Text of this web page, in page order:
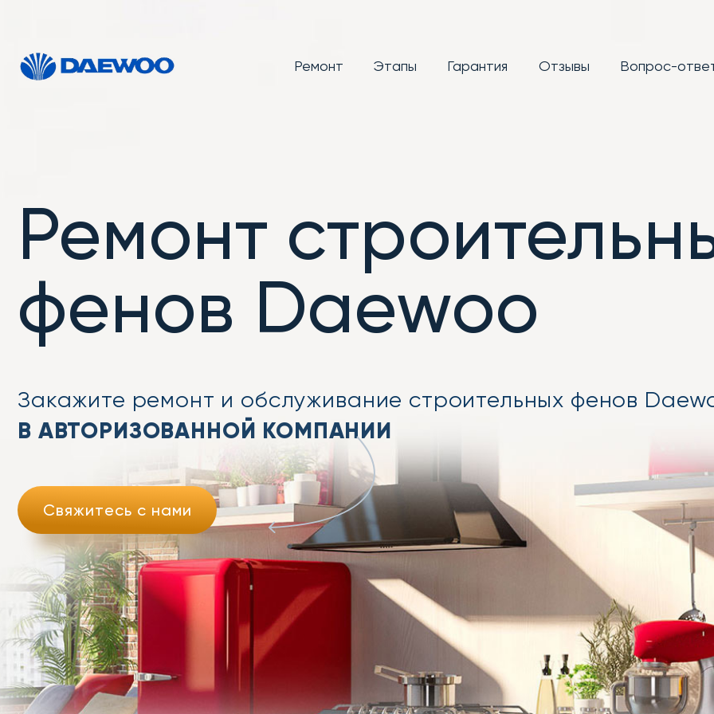
Ремонт Этапы Гарантия Отзывы Вопрос-
Ремонт
фенов Daewoo
Закажите ремонт и обслуживание строительных фенов
В АВТОРИЗОВАННОЙ КОМПАНИИ
Свяжитесь с нами